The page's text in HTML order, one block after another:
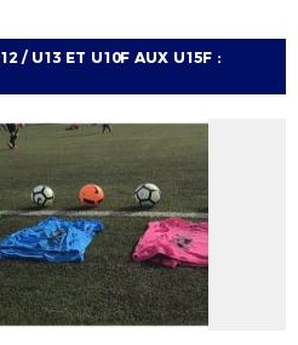
/ U13 ET U10F AUX U15F :